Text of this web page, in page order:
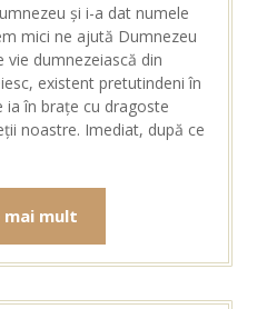
și i-a dat numele
mici ne ajută Dumnezeu
vie dumnezeiască din
existent pretutindeni în
ia în brațe cu dragoste
noastre. Imediat, după ce
mult